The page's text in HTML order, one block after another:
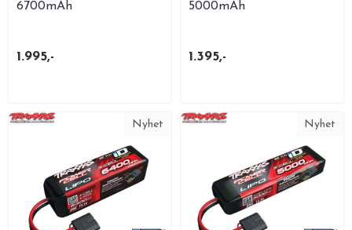
6700mAh
1.995,-
5000mAh
1.395,-
Nyhet Nyhet